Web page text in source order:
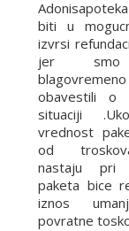
biti u
izvrsi
jer
blagovremeno
obavestili o
situaciji
vrednost
od
nastaju pri
paketa bice
iznos
povratne